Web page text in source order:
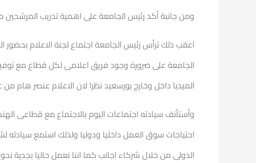
ومن جانبة أكد رئيس الجامعة على اهمية تدريب المرشحين
اعقب ذلك ترأس رئيس الجامعة اجتماع لجنة الاعلام
الجامعة على ضرورة وجود فريق اعلامى لكل قطاع مع
الميديا داخل وخارج بورسعيد نظرا لان الاعلام عنصر
وأستأنف سيادته اجتماعات اليوم بالاجتماع مع قطاعى
احتياجات سوق العمل داخليا ودوليا ولذلك استمع
الدولى من خلال شركاء اجانب كما اننا نعمل حاليا بجدية